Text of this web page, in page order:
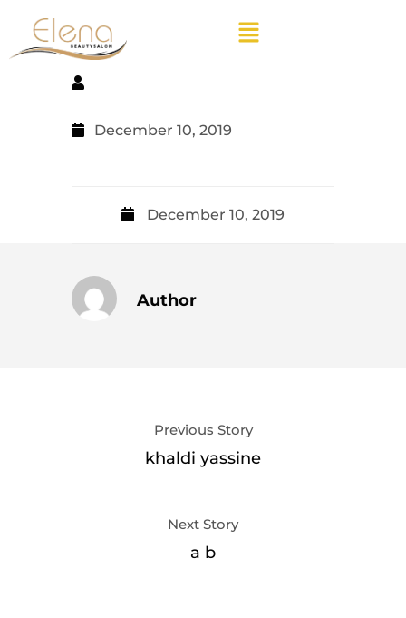
December 10, 2019
December 10, 2019
Author
Previous Story
khaldi yassine
Next Story
a b